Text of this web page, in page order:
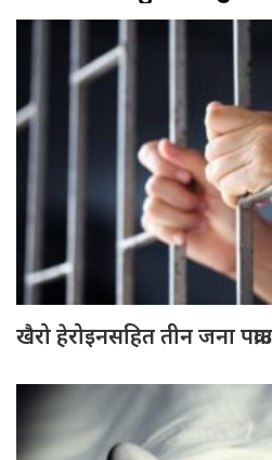
खैरो हेरोइनसहित तीन जना पक्राउ